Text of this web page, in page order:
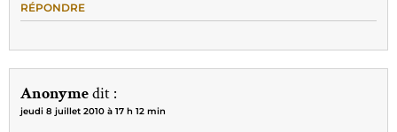
RÉPONDRE
Anonymedit :
jeudi 8 juillet 2010 à 17 h 12 min